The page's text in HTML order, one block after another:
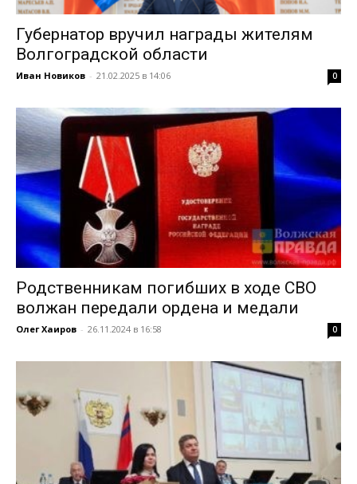
Губернатор вручил награды жителям
Волгоградской области
Иван Новиков - 21.02.2025 в 14:06 0
Родственникам погибших в ходе СВО
волжан передали ордена и медали
Олег Хаиров - 26.11.2024 в 16:58 0